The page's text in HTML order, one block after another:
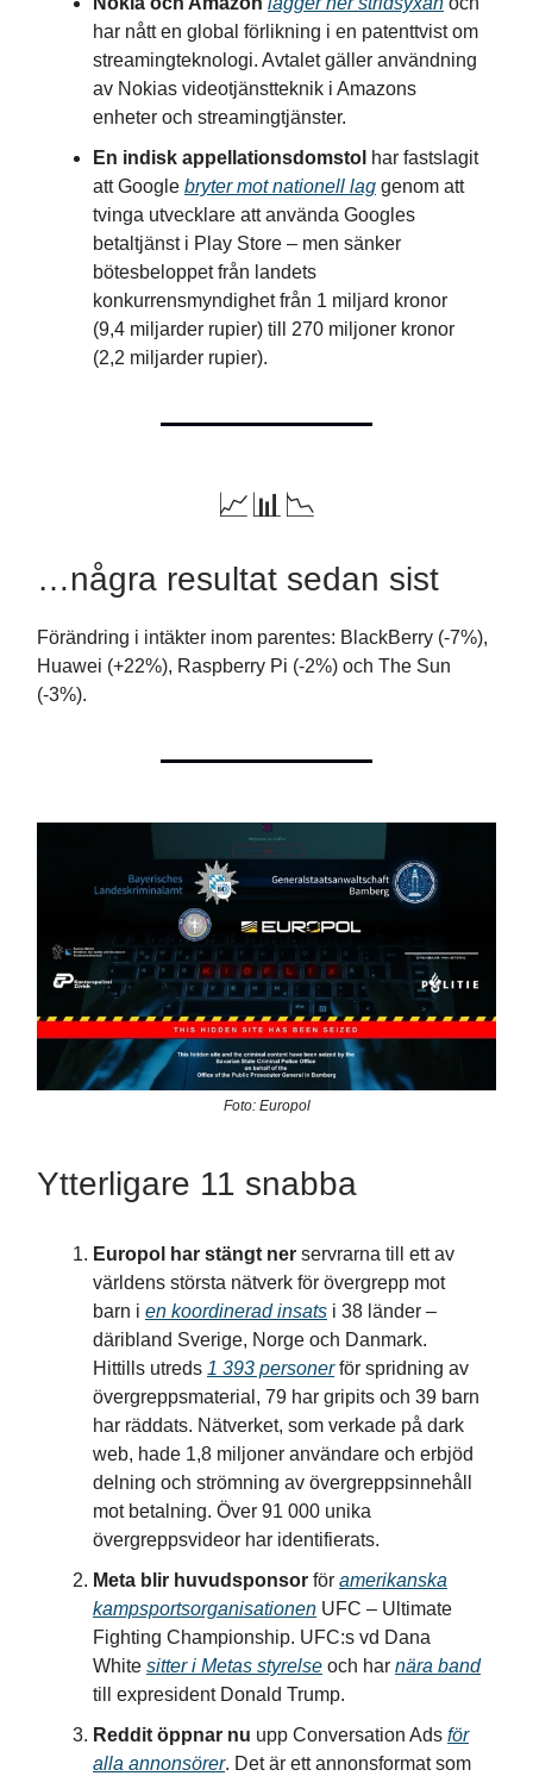
har nått en global förlikning i en patenttvist om
streamingteknologi. Avtalet gäller användning
av Nokias videotjänstteknik i Amazons
enheter och streamingtjänster.
En indisk appellationsdomstol har fastslagit
att Google bryter mot nationell lag genom att
tvinga utvecklare att använda Googles
betaltjänst i Play Store – men sänker
bötesbeloppet från landets
konkurrensmyndighet från 1 miljard kronor
(9,4 miljarder rupier) till 270 miljoner kronor
(2,2 miljarder rupier).
📈📊📉
…några resultat sedan sist
Förändring i intäkter inom parentes: BlackBerry (-7%),
Huawei (+22%), Raspberry Pi (-2%) och The Sun
(-3%).
Foto: Europol
Ytterligare 11 snabba
Europol har stängt ner servrarna till ett av
världens största nätverk för övergrepp mot
barn i en koordinerad insats i 38 länder –
däribland Sverige, Norge och Danmark.
Hittills utreds 1 393 personerför spridning av
övergreppsmaterial, 79 har gripits och 39 barn
har räddats. Nätverket, som verkade på dark
web, hade 1,8 miljoner användare och erbjöd
delning och strömning av övergreppsinnehåll
mot betalning. Över 91 000 unika
övergreppsvideor har identifierats.
Meta blir huvudsponsor för amerikanska
kampsportsorganisationen UFC – Ultimate
Fighting Championship. UFC:s vd Dana
White sitter i Metas styrelse och har nära band
till expresident Donald Trump.
Reddit öppnar nu upp Conversation Ads för
alla annonsörer. Det är ett annonsformat som